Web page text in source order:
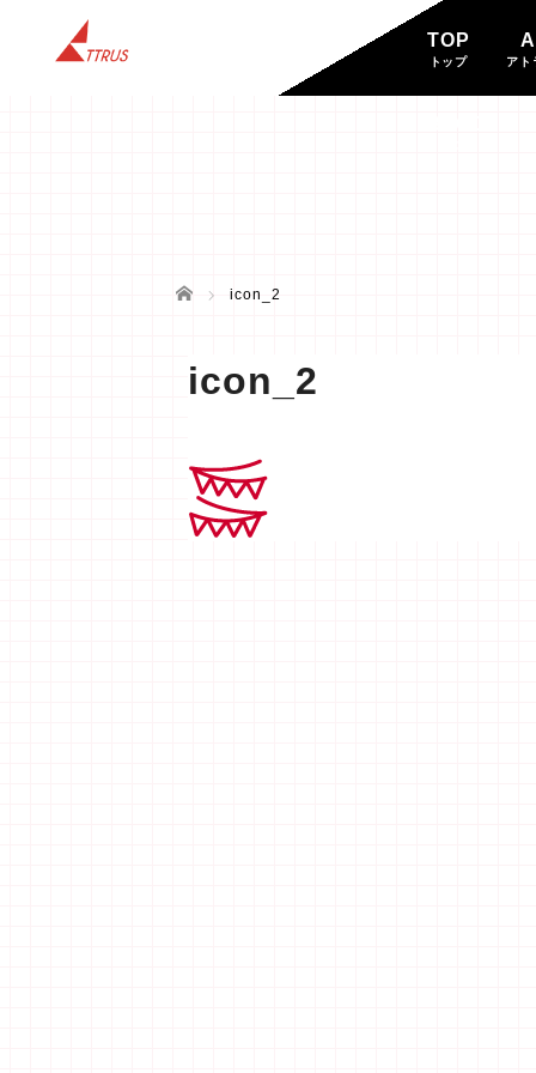
TOP
トップ アト
ホーム icon_2
icon_2